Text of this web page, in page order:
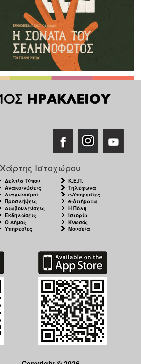
Χάρτης Ιστοχώρου
Δελτία Τύπου
Ανακοινώσεις
Διαγωνισμοί
Προσλήψεις
Διαβουλεύσεις
Εκδηλώσεις
Ο Δήμος
Υπηρεσίες
Κ.Ε.Π.
Τηλέφωνα
e-Υπηρεσίες
e-Αιτήματα
Η Πόλη
Ιστορία
Κνωσός
Μουσεία